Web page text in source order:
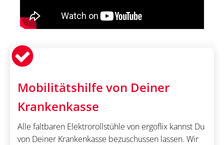
Mobilitätshilfe von Deiner
Krankenkasse
Alle faltbaren Elektrorollstühle von ergoflix kannst Du
von Deiner Krankenkasse bezuschussen lassen. Wir